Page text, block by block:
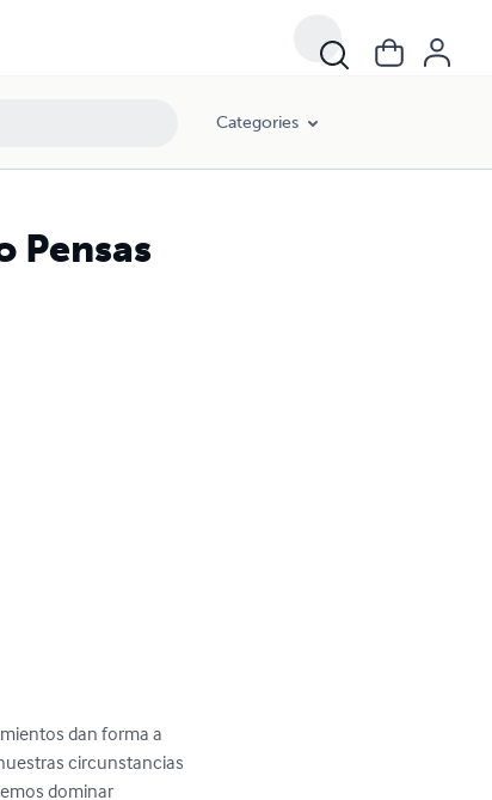
Categories
Pensas
dan forma a
circunstancias
dominar